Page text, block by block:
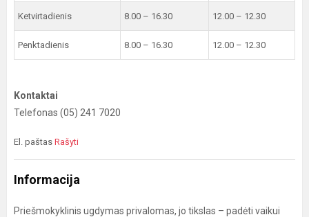
Ketvirtadienis 8.00 – 16.30 12.00 – 12.30
Penktadienis 8.00 – 16.30 12.00 – 12.30
Kontaktai
Telefonas (05) 241 7020
El. paštas Rašyti
Informacija
Priešmokyklinis ugdymas privalomas, jo tikslas – padėti vaikui